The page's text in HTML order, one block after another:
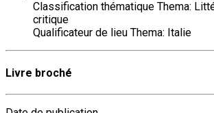
Classification thématique Thema:
critique
Qualificateur de lieu Thema: Italie
Livre broché